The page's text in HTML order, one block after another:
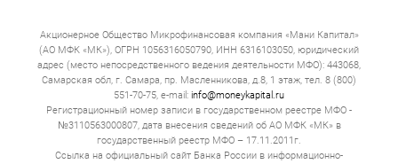
Акционерное Общество Микрофинансовая компания «Мани Капитал»
(АО МФК «МК»), ОГРН 1056316050790, ИНН 6316103050, юридический
адрес (место непосредственного ведения деятельности МФО): 443068,
Самарская обл, г. Самара, пр. Масленникова, д.8, 1 этаж, тел. 8 (800)
551-70-75, e-mail: info@moneykapital.ru
Регистрационный номер записи в государственном реестре МФО -
№3110563000807, дата внесения сведений об АО МФК «МК» в
государственный реестр МФО – 17.11.2011г.
Ссылка на официальный сайт Банка России в информационно-